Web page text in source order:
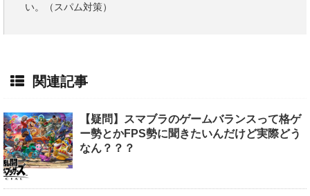
い。（スパム対策）
関連記事
【疑問】スマブラのゲームバランスって格ゲ
ー勢とかFPS勢に聞きたいんだけど実際どう
なん？？？